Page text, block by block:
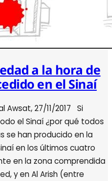
a la hora de
en el Sinaí
Awsat, 27/11/2017 Si
el Sinaí ¿por qué todos
se han producido en la
en los últimos cuatro
en la zona comprendida
y en Al Arish (entre